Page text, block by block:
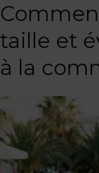
taille et
à la